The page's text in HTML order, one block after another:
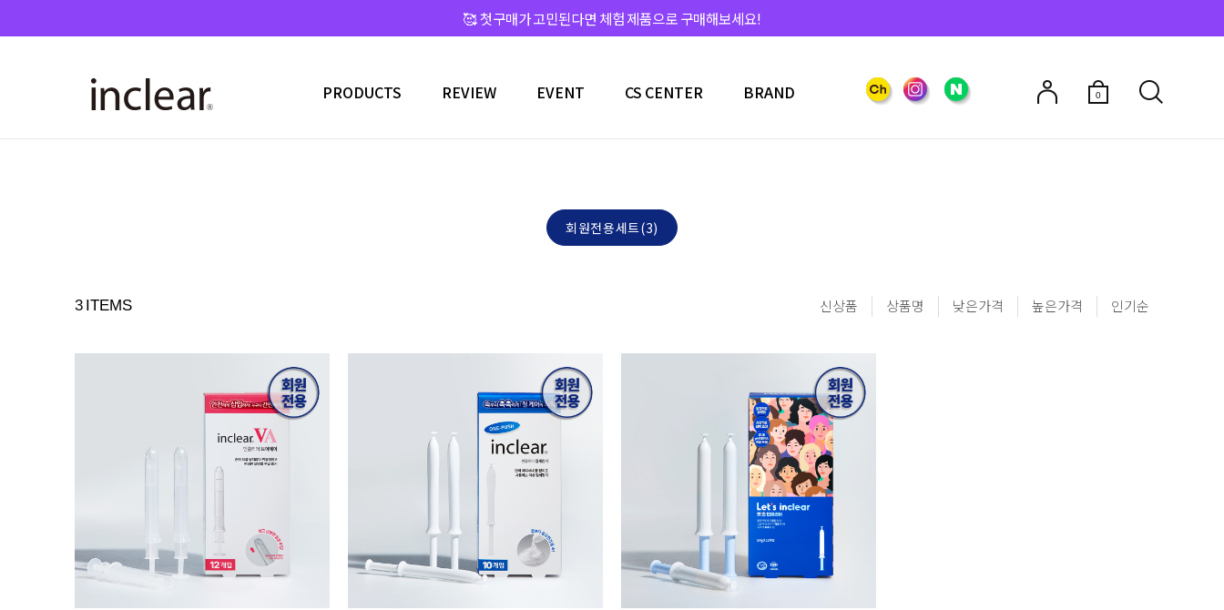
🥰 첫구매가 고민된다면 체험 제품으로 구매해보세요!
PRODUCTS REVIEW EVENT CS CENTER BRAND 0
회원전용세트(3)
3 ITEMS 신상품 상품명 낮은가격 높은가격 인기순